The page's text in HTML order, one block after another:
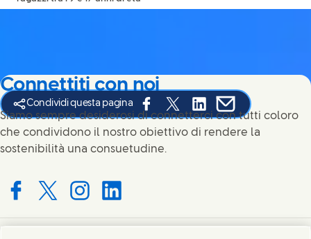
Condividi questa pagina
Share this page on Facebook
Share this page on X
Share this page on
Share this page
Connettiti con noi
Siamo sempre desiderosi di connetterci con tutti coloro
che condividono il nostro obiettivo di rendere la
sostenibilità una consuetudine.
with us on Facebook
Connect with us on X
Connect with us on Instagram
Connect with us on LinkedIn